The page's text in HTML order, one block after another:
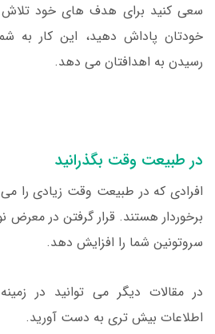
سعی کنید برای هدف های خود تلاش
خودتان پاداش دهید، این کار به
رسیدن به اهدافتان می دهد.
در طبیعت وقت بگذرانید
افرادی که در طبیعت وقت زیادی را می
برخوردار هستند. قرار گرفتن در
سروتونین شما را افزایش دهد.
در مقالات دیگر می توانید در
اطلاعات بیش تری به دست آورید.